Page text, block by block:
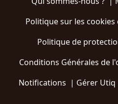
Politique sur les
Politique de
Conditions Générales de
Notifications | Gérer Utiq